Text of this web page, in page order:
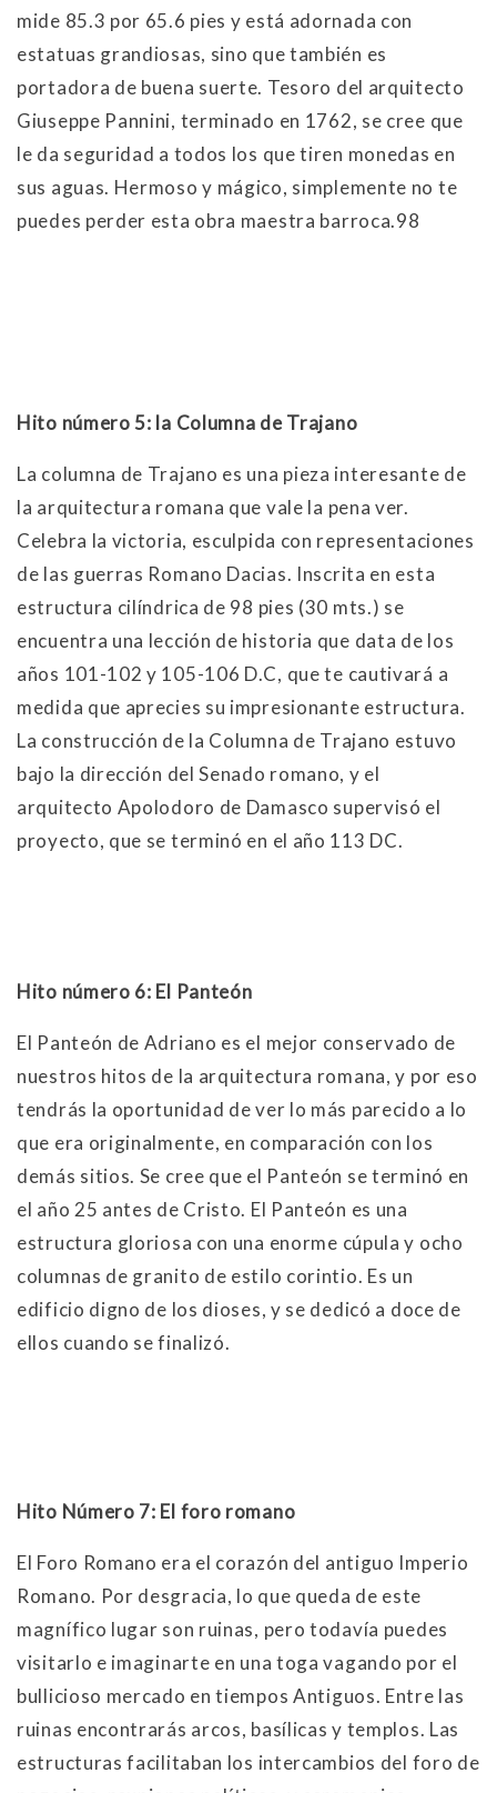
mide 85.3 por 65.6 pies y está adornada con
estatuas grandiosas, sino que también es
portadora de buena suerte. Tesoro del arquitecto
Giuseppe Pannini, terminado en 1762, se cree que
le da seguridad a todos los que tiren monedas en
sus aguas. Hermoso y mágico, simplemente no te
puedes perder esta obra maestra barroca.98
Hito número 5: la Columna de Trajano
La columna de Trajano es una pieza interesante de
la arquitectura romana que vale la pena ver.
Celebra la victoria, esculpida con representaciones
de las guerras Romano Dacias. Inscrita en esta
estructura cilíndrica de 98 pies (30 mts.) se
encuentra una lección de historia que data de los
años 101-102 y 105-106 D.C, que te cautivará a
medida que aprecies su impresionante estructura.
La construcción de la Columna de Trajano estuvo
bajo la dirección del Senado romano, y el
arquitecto Apolodoro de Damasco supervisó el
proyecto, que se terminó en el año 113 DC.
Hito número 6: El Panteón
El Panteón de Adriano es el mejor conservado de
nuestros hitos de la arquitectura romana, y por eso
tendrás la oportunidad de ver lo más parecido a lo
que era originalmente, en comparación con los
demás sitios. Se cree que el Panteón se terminó en
el año 25 antes de Cristo. El Panteón es una
estructura gloriosa con una enorme cúpula y ocho
columnas de granito de estilo corintio. Es un
edificio digno de los dioses, y se dedicó a doce de
ellos cuando se finalizó.
Hito Número 7: El foro romano
El Foro Romano era el corazón del antiguo Imperio
Romano. Por desgracia, lo que queda de este
magnífico lugar son ruinas, pero todavía puedes
visitarlo e imaginarte en una toga vagando por el
bullicioso mercado en tiempos Antiguos. Entre las
ruinas encontrarás arcos, basílicas y templos. Las
estructuras facilitaban los intercambios del foro de